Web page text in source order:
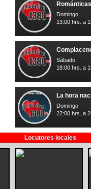
Domingo
13:00 hrs. a
Sábado
18:00 hrs. a
La hora
Domingo
22:00 hrs. a
Locutores locales